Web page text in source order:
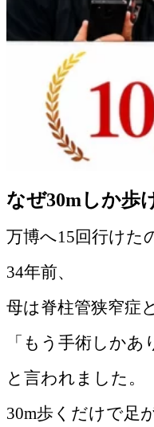
なぜ30mしか歩
万博へ15回行けた
34年前、
母は脊柱管狭窄症
「もう手術しかあ
と言われました。
30m歩くだけで足